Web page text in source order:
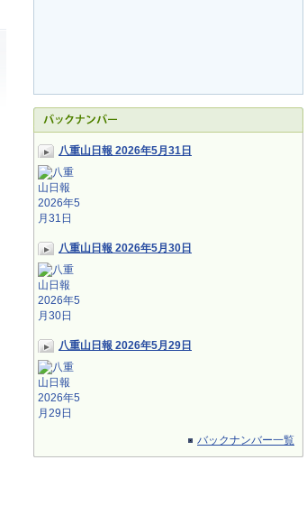
八重山日報 2026年5月31日
八重山日報 2026年5月30日
八重山日報 2026年5月29日
バックナンバー一覧